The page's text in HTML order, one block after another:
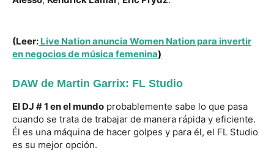
(Leer: Live Nation anuncia Women Nation para invertir
en negocios de música femenina)
DAW de Martin Garrix: FL Studio
El DJ # 1 en el mundo probablemente sabe lo que pasa
cuando se trata de trabajar de manera rápida y eficiente.
Él es una máquina de hacer golpes y para él, el FL Studio
es su mejor opción.